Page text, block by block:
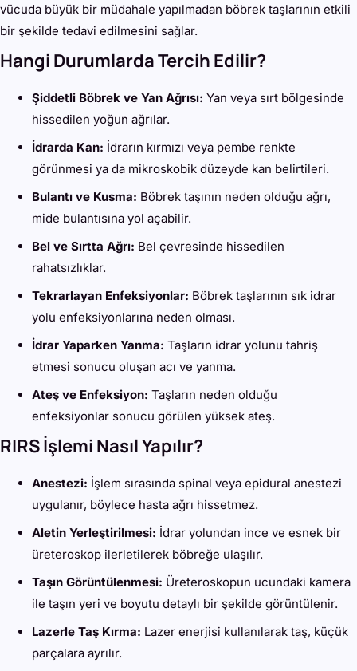
vücuda büyük bir müdahale yapılmadan böbrek taşlarının etkili
bir şekilde tedavi edilmesini sağlar.
Hangi Durumlarda Tercih Edilir?
Şiddetli Böbrek ve Yan Ağrısı: Yan veya sırt bölgesinde
hissedilen yoğun ağrılar.
İdrarda Kan: İdrarın kırmızı veya pembe renkte
görünmesi ya da mikroskobik düzeyde kan belirtileri.
Bulantı ve Kusma: Böbrek taşının neden olduğu ağrı,
mide bulantısına yol açabilir.
Bel ve Sırtta Ağrı: Bel çevresinde hissedilen
rahatsızlıklar.
Tekrarlayan Enfeksiyonlar: Böbrek taşlarının sık idrar
yolu enfeksiyonlarına neden olması.
İdrar Yaparken Yanma: Taşların idrar yolunu tahriş
etmesi sonucu oluşan acı ve yanma.
Ateş ve Enfeksiyon: Taşların neden olduğu
enfeksiyonlar sonucu görülen yüksek ateş.
RIRS İşlemi Nasıl Yapılır?
Anestezi: İşlem sırasında spinal veya epidural anestezi
uygulanır, böylece hasta ağrı hissetmez.
Aletin Yerleştirilmesi: İdrar yolundan ince ve esnek bir
üreteroskop ilerletilerek böbreğe ulaşılır.
Taşın Görüntülenmesi: Üreteroskopun ucundaki kamera
ile taşın yeri ve boyutu detaylı bir şekilde görüntülenir.
Lazerle Taş Kırma: Lazer enerjisi kullanılarak taş, küçük
parçalara ayrılır.